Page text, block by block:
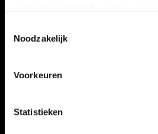
Noodzakelijk
Voorkeuren
Statistieken
ACTIVITEITEN